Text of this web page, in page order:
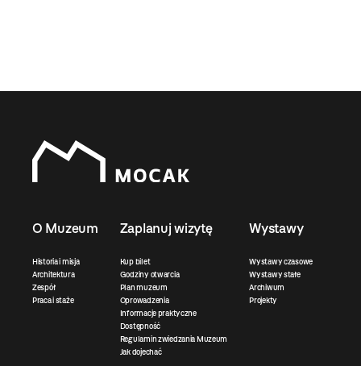
O Muzeum
Historia i misja
Architektura
Zespół
Praca i staże
Zaplanuj wizytę
Kup bilet
Godziny otwarcia
Plan muzeum
Oprowadzenia
Informacje praktyczne
Dostępność
Regulamin zwiedzania Muzeum
Jak dojechać
Wystawy
Wystawy czasowe
Wystawy stałe
Archiwum
Projekty